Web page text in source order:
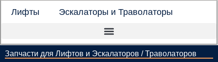
Лифты Эскалаторы и Траволаторы
Запчасти для Лифтов и Эскалаторов / Траволаторов